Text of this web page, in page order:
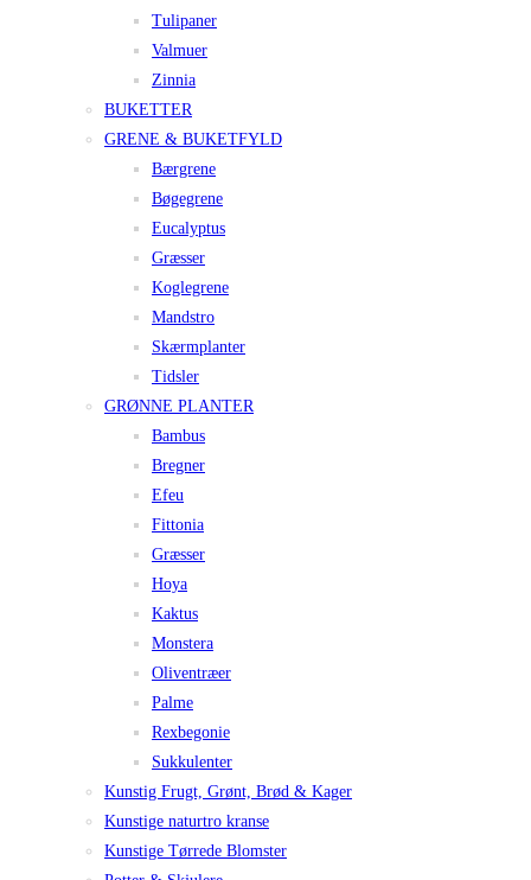
Tulipaner
Valmuer
Zinnia
BUKETTER
GRENE & BUKETFYLD
Bærgrene
Bøgegrene
Eucalyptus
Græsser
Koglegrene
Mandstro
Skærmplanter
Tidsler
GRØNNE PLANTER
Bambus
Bregner
Efeu
Fittonia
Græsser
Hoya
Kaktus
Monstera
Oliventræer
Palme
Rexbegonie
Sukkulenter
Kunstig Frugt, Grønt, Brød & Kager
Kunstige naturtro kranse
Kunstige Tørrede Blomster